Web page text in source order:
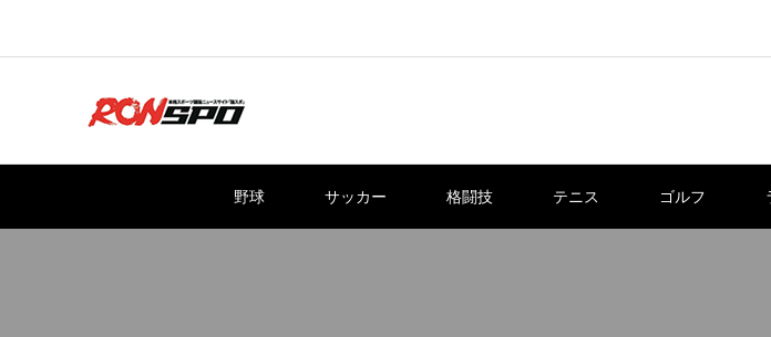
野球 サッカー 格闘技 テニス ゴルフ